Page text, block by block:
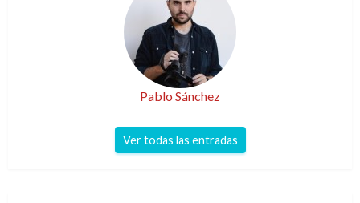
Pablo Sánchez
Ver todas las entradas